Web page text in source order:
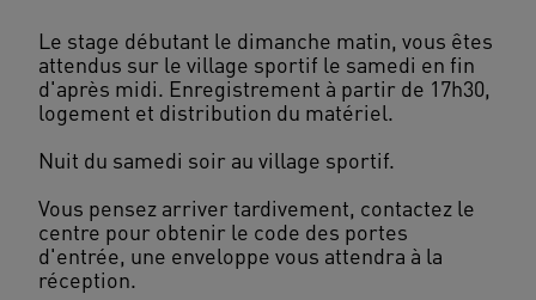
Le stage débutant le dimanche matin, vous êtes
attendus sur le village sportif le samedi en fin
d'après midi. Enregistrement à partir de 17h30,
logement et distribution du matériel.
Nuit du samedi soir au village sportif.
Vous pensez arriver tardivement, contactez le
centre pour obtenir le code des portes
d'entrée, une enveloppe vous attendra à la